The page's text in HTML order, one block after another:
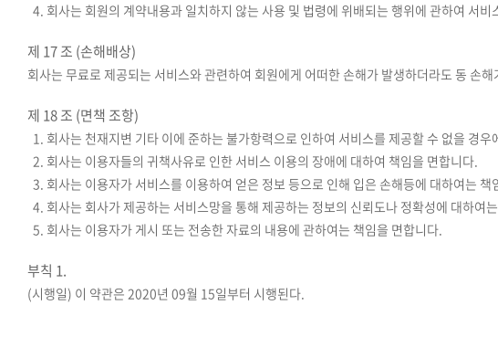
4. 회사는 회원의 계약내용과 일치하지 않는 사용 및 법령에 위배되는 행위에 관하여 서
제 17 조 (손해배상)
회사는 무료로 제공되는 서비스와 관련하여 회원에게 어떠한 손해가 발생하더라도 동 손
제 18 조 (면책 조항)
1. 회사는 천재지변 기타 이에 준하는 불가항력으로 인하여 서비스를 제공할 수 없을 경
2. 회사는 이용자들의 귀책사유로 인한 서비스 이용의 장애에 대하여 책임을 면합니다.
3. 회사는 이용자가 서비스를 이용하여 얻은 정보 등으로 인해 입은 손해등에 대하여는 책
4. 회사는 회사가 제공하는 서비스망을 통해 제공하는 정보의 신뢰도나 정확성에 대하여
5. 회사는 이용자가 게시 또는 전송한 자료의 내용에 관하여는 책임을 면합니다.
부칙 1.
(시행일) 이 약관은 2020년 09월 15일부터 시행된다.